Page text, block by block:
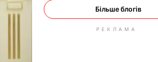
Більше блогів
РЕКЛАМА